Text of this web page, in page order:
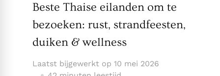
Beste Thaise eilanden om te
bezoeken: rust, strandfeesten,
duiken & wellness
Laatst bijgewerkt op 10 mei 2026